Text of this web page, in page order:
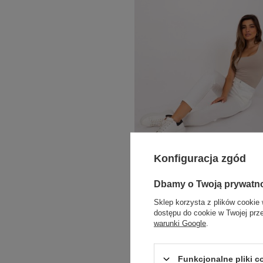
Hurt Ecru spodnie dresowe z troczkami i
kieszeniami
Zaloguj się i zobacz cenę
Konfiguracja zgód
Dbamy o Twoją
Sklep korzysta z plików cookie
dostępu do cookie w Twojej
warunki Google
Funkcjonalne pliki